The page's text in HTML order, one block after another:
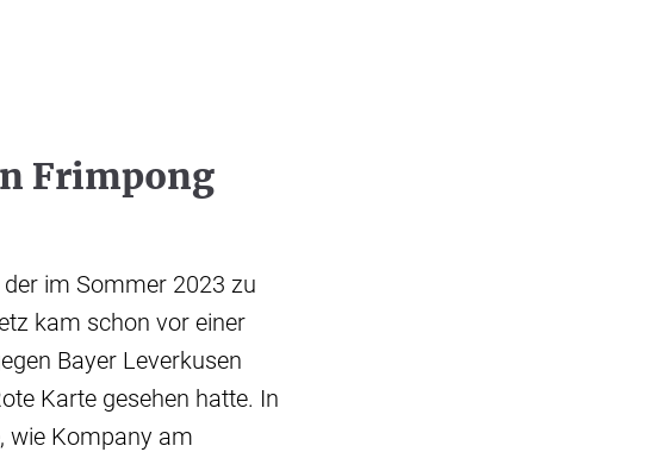
Frimpong
im Sommer 2023 zu
kam schon vor einer
Bayer Leverkusen
Karte gesehen hatte. In
wie Kompany am